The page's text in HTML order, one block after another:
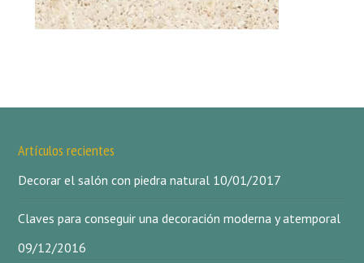
Artículos recientes
Decorar el salón con piedra natural 10/01/2017
Claves para conseguir una decoración moderna y atemporal
09/12/2016